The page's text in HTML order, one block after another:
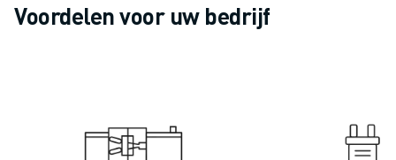
TOEPASSINGEN
Voordelen voor uw bedrijf